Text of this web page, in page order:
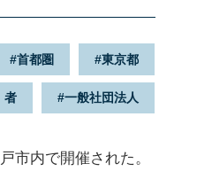
首都圏 東京都
者 一般社団法人
市内で開催された。